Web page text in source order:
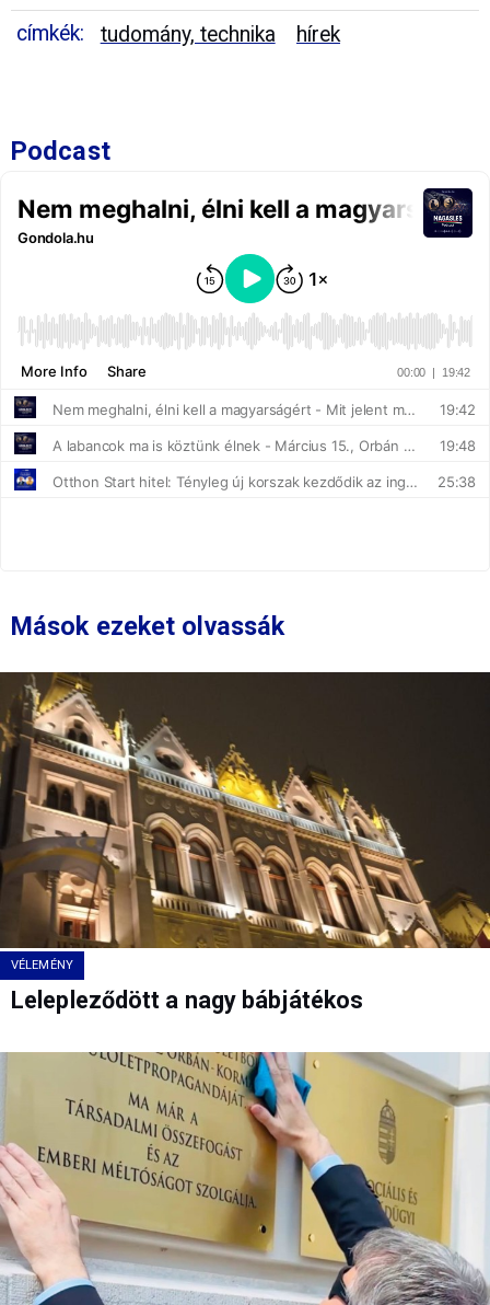
címkék: tudomány, technika hírek
Podcast
Mások ezeket olvassák
VÉLEMÉNY
Lelepleződött a nagy bábjátékos